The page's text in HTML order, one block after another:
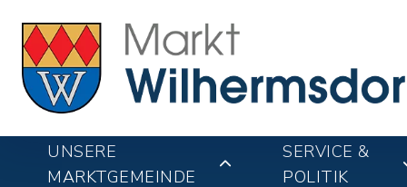
UNSERE
MARKTGEMEINDE
SERVICE &
POLITIK